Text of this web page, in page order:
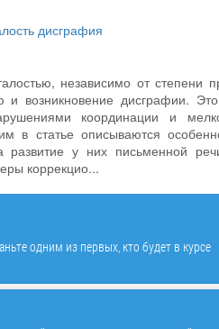
дисграфия
независимо от степени
возникновение дисграфии.
координации и
в статье описываются
развитие у них письменной
коррекцио...
одним из первых, кто будет в курсе